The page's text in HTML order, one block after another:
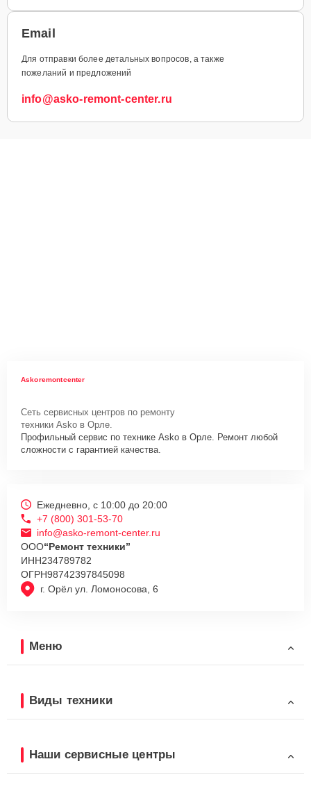
Email
Для отправки более детальных вопросов, а также
пожеланий и предложений
info@asko-remont-center.ru
Askoremontcenter
Сеть сервисных центров по ремонту
техники Asko в Орле.
Профильный сервис по технике Asko в Орле. Ремонт любой
сложности с гарантией качества.
г. Орёл ул. Ломоносова, 6
Ежедневно, с 10:00 до 20:00
+7 (800) 301-53-70
info@asko-remont-center.ru
ООО“Ремонт техники”
ИНН234789782
ОГРН98742397845098
Меню
Виды техники
Наши сервисные центры